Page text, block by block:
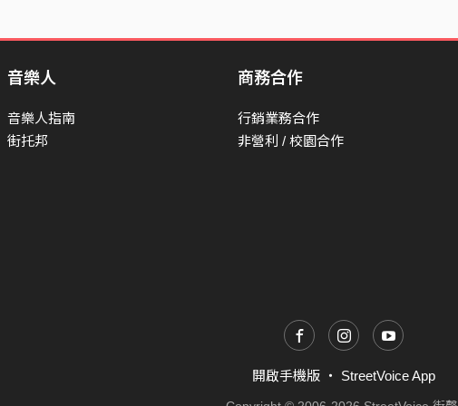
音樂人
音樂人指南
街托邦
商務合作
行銷業務合作
非營利 / 校園合作
開啟手機版 ・ StreetVoice App